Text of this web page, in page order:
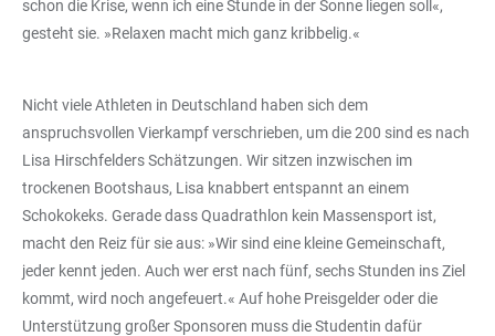
schon die Krise, wenn ich eine Stunde in der Sonne liegen soll«,
gesteht sie. »Relaxen macht mich ganz kribbelig.«
Nicht viele Athleten in Deutschland haben sich dem
anspruchsvollen Vierkampf verschrieben, um die 200 sind es nach
Lisa Hirschfelders Schätzungen. Wir sitzen inzwischen im
trockenen Bootshaus, Lisa knabbert entspannt an einem
Schokokeks. Gerade dass Quadrathlon kein Massensport ist,
macht den Reiz für sie aus: »Wir sind eine kleine Gemeinschaft,
jeder kennt jeden. Auch wer erst nach fünf, sechs Stunden ins Ziel
kommt, wird noch angefeuert.« Auf hohe Preisgelder oder die
Unterstützung großer Sponsoren muss die Studentin dafür